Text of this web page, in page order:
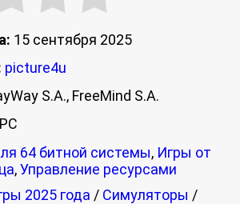
15 сентября 2025
picture4u
S.A., FreeMind S.A.
64 битной системы, Игры от
,Управление ресурсами
2025 года / Симуляторы /